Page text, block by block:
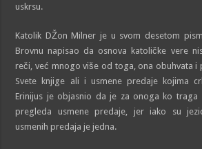
uskrsu.
Katolik DŽon Milner je u svom desetom
Brovnu napisao da osnova katoličke vere
reči, već mnogo više od toga, ona obuhvata i
Svete knjige ali i usmene predaje kojima
Erinijus je objasnio da je za onoga ko traga
pregleda usmene predaje, jer iako su
usmenih predaja je jedna.